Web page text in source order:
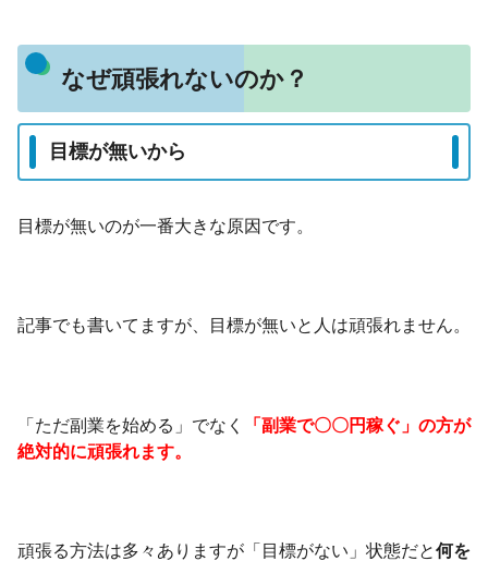
なぜ頑張れないのか？
目標が無いから
目標が無いのが一番大きな原因です。
記事でも書いてますが、目標が無いと人は頑張れません。
「ただ副業を始める」でなく
「副業で〇〇円稼ぐ」の方が
絶対的に頑張れます。
頑張る方法は多々ありますが「目標がない」状態だと何を